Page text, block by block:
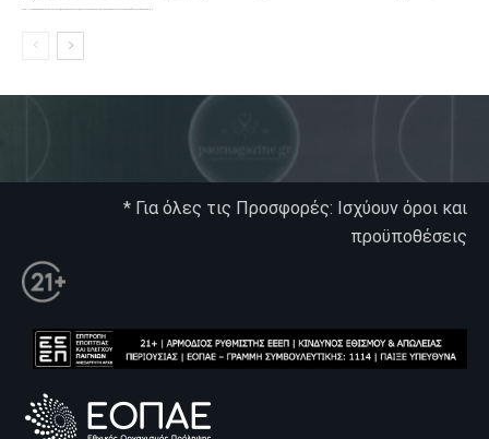
* Για όλες τις Προσφορές: Ισχύουν όροι και
προϋποθέσεις